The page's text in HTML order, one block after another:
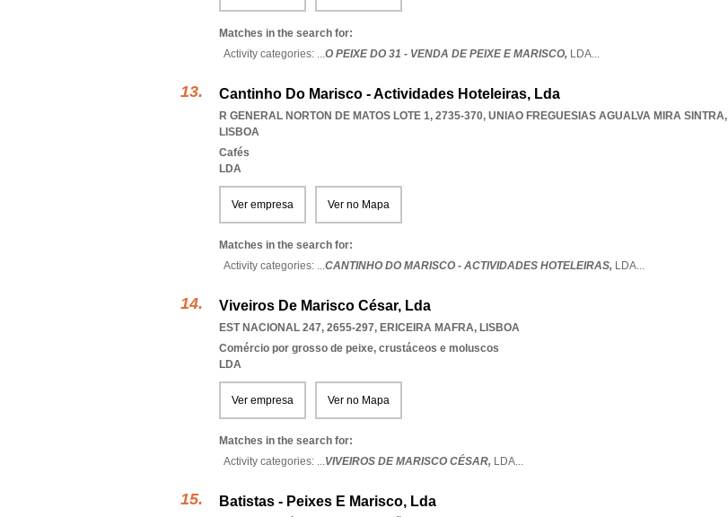
Matches in the search for:
Activity categories: ...O PEIXE DO 31 - VENDA DE PEIXE E MARISCO, LDA...
Cantinho Do Marisco - Actividades Hoteleiras, Lda
R GENERAL NORTON DE MATOS LOTE 1, 2735-370, UNIAO FREGUESIAS AGUALVA MIRA SINTRA,
LISBOA
Cafés
LDA
Ver empresa Ver no Mapa
Matches in the search for:
Activity categories: ...CANTINHO DO MARISCO - ACTIVIDADES HOTELEIRAS, LDA...
Viveiros De Marisco César, Lda
EST NACIONAL 247, 2655-297, ERICEIRA MAFRA, LISBOA
Comércio por grosso de peixe, crustáceos e moluscos
LDA
Ver empresa Ver no Mapa
Matches in the search for:
Activity categories: ...VIVEIROS DE MARISCO CÉSAR, LDA...
Batistas - Peixes E Marisco, Lda